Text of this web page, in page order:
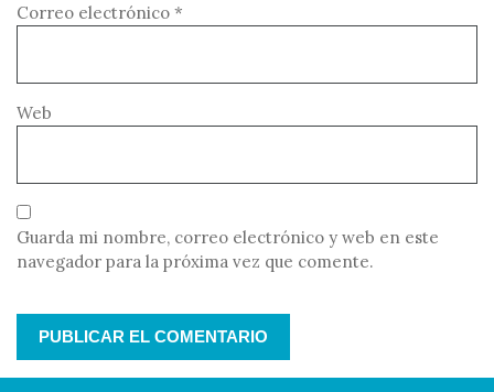
Correo electrónico *
Web
Guarda mi nombre, correo electrónico y web en este
navegador para la próxima vez que comente.